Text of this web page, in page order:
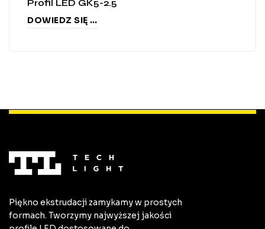
Profil LED GK5-2.5
DOWIEDZ SIĘ WIĘCEJ
Piękno ekstrudacji zamykamy w prostych
formach. Tworzymy najwyższej jakości